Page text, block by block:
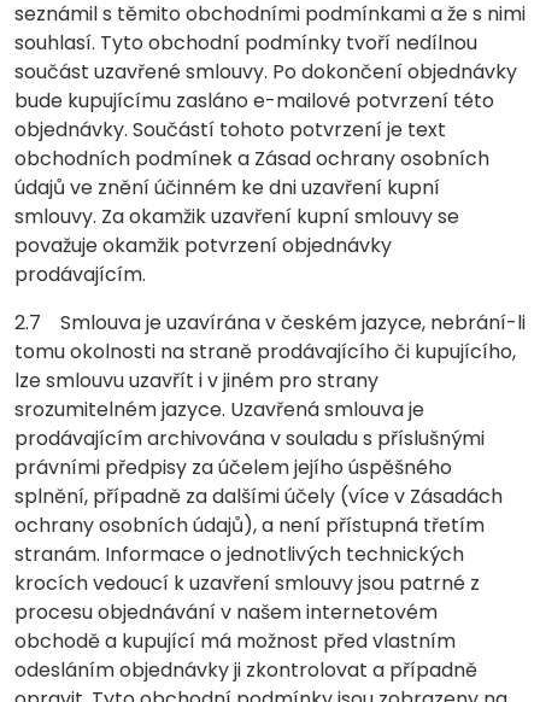
seznámil s těmito obchodními podmínkami a že s nimi
souhlasí. Tyto obchodní podmínky tvoří nedílnou
součást uzavřené smlouvy. Po dokončení objednávky
bude kupujícímu zasláno e-mailové potvrzení této
objednávky. Součástí tohoto potvrzení je text
obchodních podmínek a Zásad ochrany osobních
údajů ve znění účinném ke dni uzavření kupní
smlouvy. Za okamžik uzavření kupní smlouvy se
považuje okamžik potvrzení objednávky
prodávajícím.
2.7 Smlouva je uzavírána v českém jazyce, nebrání-li
tomu okolnosti na straně prodávajícího či kupujícího,
lze smlouvu uzavřít i v jiném pro strany
srozumitelném jazyce. Uzavřená smlouva je
prodávajícím archivována v souladu s příslušnými
právními předpisy za účelem jejího úspěšného
splnění, případně za dalšími účely (více v Zásadách
ochrany osobních údajů), a není přístupná třetím
stranám. Informace o jednotlivých technických
krocích vedoucí k uzavření smlouvy jsou patrné z
procesu objednávání v našem internetovém
obchodě a kupující má možnost před vlastním
odesláním objednávky ji zkontrolovat a případně